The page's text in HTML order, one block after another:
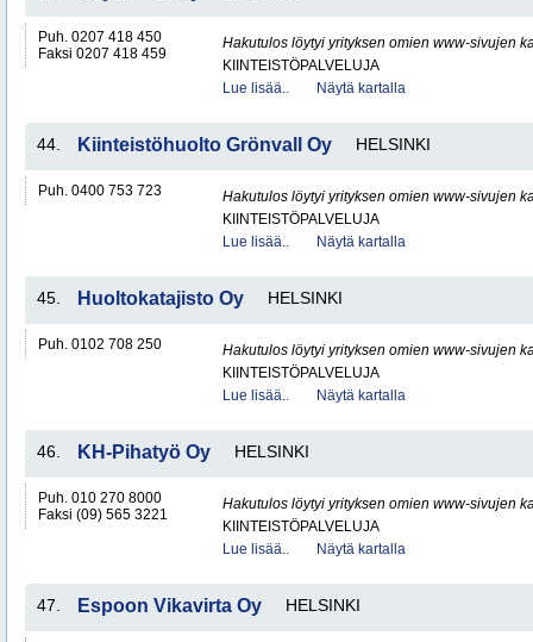
Puh. 0207 418 450
Faksi 0207 418 459
Hakutulos löytyi yrityksen omien www-sivujen
KIINTEISTÖPALVELUJA
Lue lisää..
Näytä kartalla
44. Kiinteistöhuolto Grönvall Oy HELSINKI
Puh. 0400 753 723
Hakutulos löytyi yrityksen omien www-sivujen
KIINTEISTÖPALVELUJA
Lue lisää..
Näytä kartalla
45. Huoltokatajisto Oy HELSINKI
Puh. 0102 708 250
Hakutulos löytyi yrityksen omien www-sivujen
KIINTEISTÖPALVELUJA
Lue lisää..
Näytä kartalla
46. KH-Pihatyö Oy HELSINKI
Puh. 010 270 8000
Faksi (09) 565 3221
Hakutulos löytyi yrityksen omien www-sivujen
KIINTEISTÖPALVELUJA
Lue lisää..
Näytä kartalla
47. Espoon Vikavirta Oy HELSINKI